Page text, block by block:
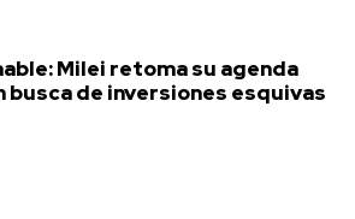
Milei retoma su agenda
busca de inversiones esquivas